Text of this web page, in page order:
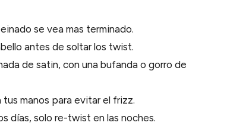
se vea mas terminado.
antes de soltar los twist.
de satin, con una bufanda o gorro de
manos para evitar el frizz.
días, solo re-twist en las noches.